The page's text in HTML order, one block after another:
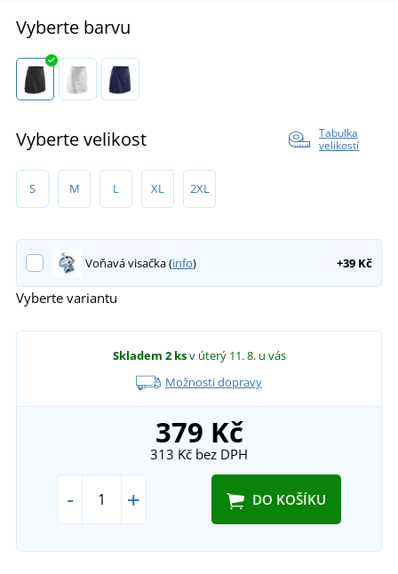
Vyberte barvu
Vyberte velikost
Tabulka
velikostí
S M L XL 2XL
Voňavá visačka (info) +39 Kč
Vyberte variantu
Skladem 2 ksv úterý 11. 8. u vás
Možnosti dopravy
379 Kč
313 Kč bez DPH
- + DO KOŠÍKU